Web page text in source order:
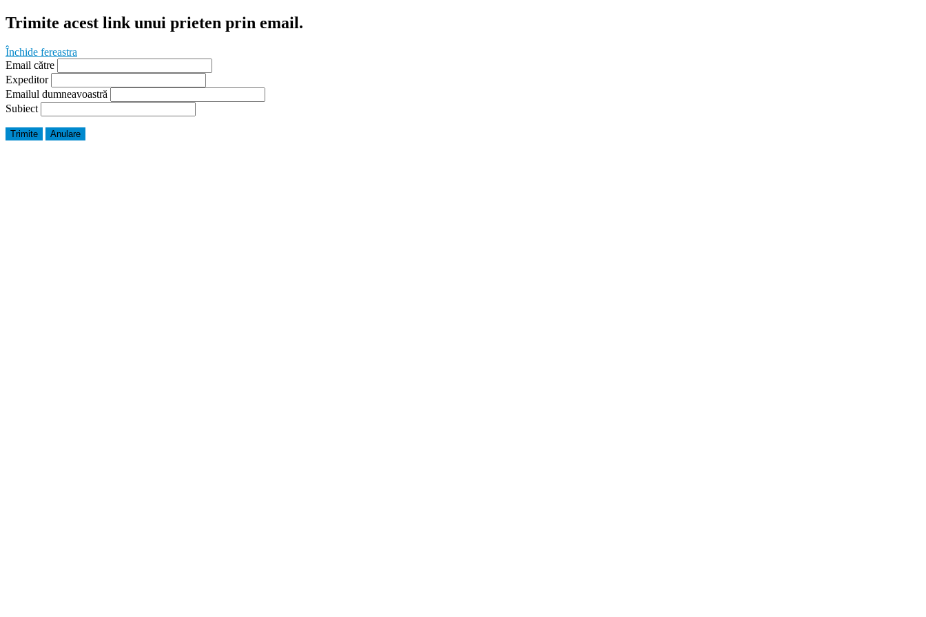
Trimite acest link unui prieten prin email.
Închide fereastra
Email către
Expeditor
Emailul dumneavoastră
Subiect
Trimite Anulare